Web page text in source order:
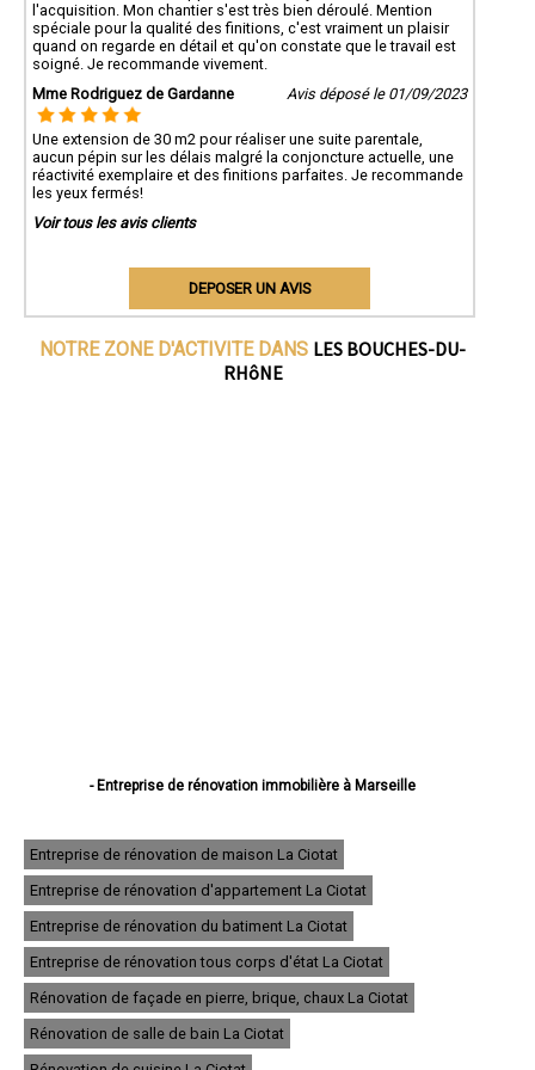
l'acquisition. Mon chantier s'est très bien déroulé. Mention
spéciale pour la qualité des finitions, c'est vraiment un plaisir
quand on regarde en détail et qu'on constate que le travail est
soigné. Je recommande vivement.
Mme Rodriguez de Gardanne
Avis déposé le 01/09/2023
Une extension de 30 m2 pour réaliser une suite parentale,
aucun pépin sur les délais malgré la conjoncture actuelle, une
réactivité exemplaire et des finitions parfaites. Je recommande
les yeux fermés!
Voir tous les avis clients
DEPOSER UN AVIS
NOTRE ZONE D'ACTIVITE DANS LES BOUCHES-DU-
RHôNE
- Entreprise de rénovation immobilière à Marseille
- Entreprise de rénovation immobilière à Martigues
- Entreprise de rénovation immobilière à Aubagne
- Entreprise de rénovation immobilière à Istres
- Entreprise de rénovation immobilière à Salon-de-Provence
- Entreprise de rénovation immobilière à Vitrolles
- Entreprise de rénovation immobilière à Marignane
- Entreprise de rénovation immobilière à La Ciotat
- Entreprise de rénovation immobilière à Miramas
- Entreprise de rénovation immobilière à Gardanne
- Entreprise de rénovation immobilière à Pennes-Mirabeau
- Entreprise de rénovation immobilière à Allauch
Entreprise de rénovation de maison La Ciotat
Entreprise de rénovation d'appartement La Ciotat
Entreprise de rénovation du batiment La Ciotat
Entreprise de rénovation tous corps d'état La Ciotat
Rénovation de façade en pierre, brique, chaux La Ciotat
Rénovation de salle de bain La Ciotat